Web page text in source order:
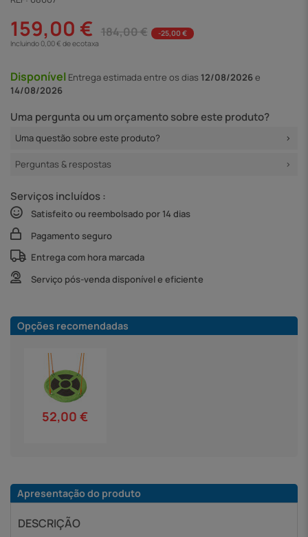
159,00 € 184,00 €
-25,00 €
Incluindo 0,00 € de ecotaxa
Disponível Entregaestimada entre os dias 12/08/2026e
14/08/2026
Uma pergunta ou um orçamento sobre este produto?
Uma questão sobre este produto?
Perguntas & respostas
Serviços incluídos :
Satisfeito ou reembolsado por 14 dias
Pagamento seguro
Entrega com hora marcada
Serviço pós-venda disponível e eficiente
Opções recomendadas
52,00 €
Apresentação do produto
DESCRIÇÃO